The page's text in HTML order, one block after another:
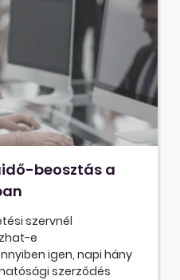
beosztás a
szervnél
e
igen, napi hány
szerződés